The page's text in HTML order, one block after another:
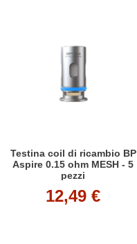
Testina coil di ricambio BP
Aspire 0.15 ohm MESH - 5
pezzi
12,49 €